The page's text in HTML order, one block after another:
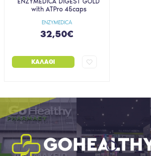
ENZYMEDICA
with ATPro 45caps
32,50€
ΚΑΛΆΘΙ